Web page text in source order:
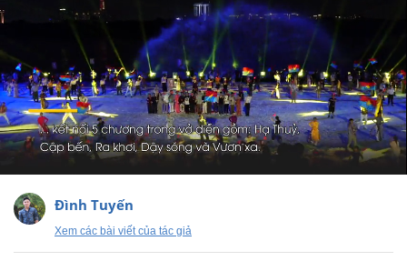
Đình Tuyến
Xem các bài viết của tác giả